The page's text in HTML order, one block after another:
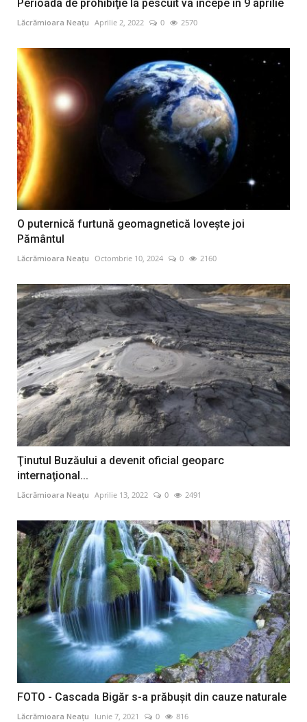
Perioada de prohibiţie la pescuit va începe în 9 aprilie
Lăcrămioara Neațu Aprilie 2, 2022 0 2570
O puternică furtună geomagnetică loveşte joi
Pământul
Lăcrămioara Neațu Octombrie 10, 2024 0 2160
Ţinutul Buzăului a devenit oficial geoparc
internaţional...
Lăcrămioara Neațu Aprilie 13, 2022 0 2491
FOTO - Cascada Bigăr s-a prăbușit din cauze naturale
Lăcrămioara Neațu Iunie 7, 2021 0 816